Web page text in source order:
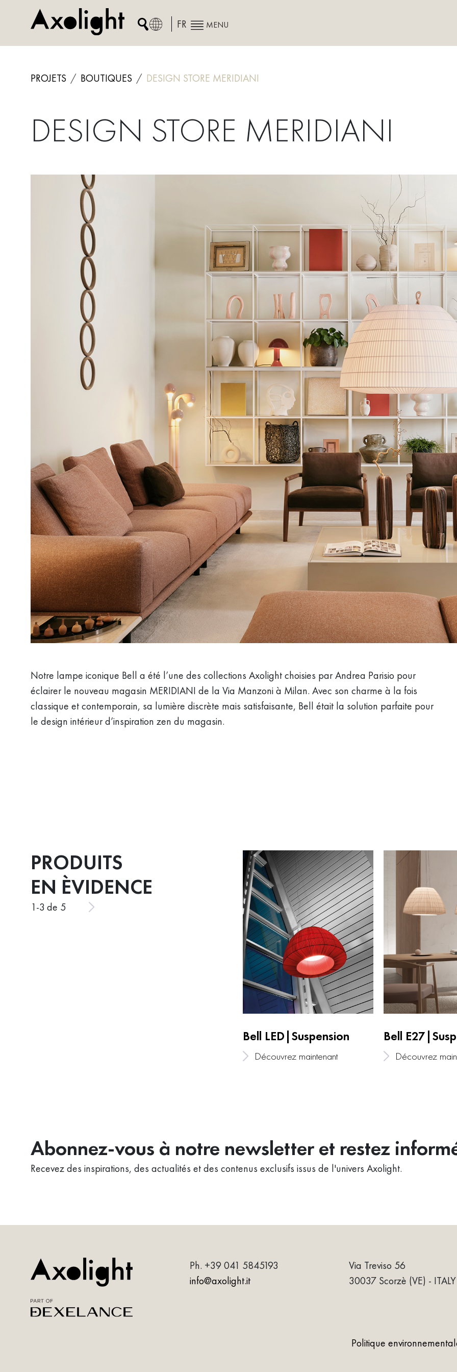
FR MENU
PROJETS BOUTIQUES DESIGN STORE MERIDIANI
DESIGN STORE MERIDIANI
Notre lampe iconique Bell a été l’une des collections Axolight choisies par Andrea Parisio pour
éclairer le nouveau magasin MERIDIANI de la Via Manzoni à Milan. Avec son charme à la fois
classique et contemporain, sa lumière discrète mais satisfaisante, Bell était la solution parfaite pour
le design intérieur d’inspiration zen du magasin.
PRODUITS
EN ÈVIDENCE
1-3 de 5
Bell LED|Suspension
Découvrez maintenant
Bell
Découvrez
Abonnez-vous à notre newsletter et restez
Recevez des inspirations, des actualités et des contenus exclusifs issus de l'univers Axolight.
Ph. +39 041 5845193
info@axolight.it
Via Treviso 56
30037 Scorzè (VE) - ITALY
Politique